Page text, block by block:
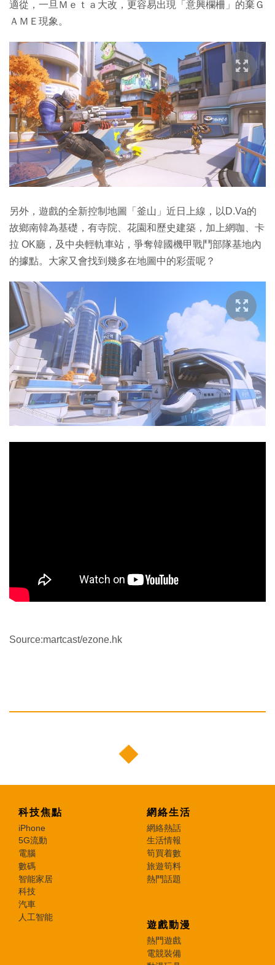
適從，一旦Ｍｅｔａ大改，更容易出現「意興欄柵」的棄Ｇ
ＡＭＥ現象。
另外，遊戲的全新控制地圖「釜山」近日上線，以D.Va的
故鄉南韓為基礎，有寺院、花園和歷史建築，加上網咖、卡
拉 OK廳，及中央輕軌車站，爭奪韓國機甲戰鬥部隊基地內
的據點。大家又會找到幾多在地圖中的彩蛋呢？
Source:martcast/ezone.hk
科技焦點
iPhone
5G流動
電腦
數碼
智能家居
科技
汽車
人工智能
網絡生活
網絡熱話
生活情報
筍買着數
旅遊筍料
熱門話題
遊戲動漫
熱門遊戲
電競裝備